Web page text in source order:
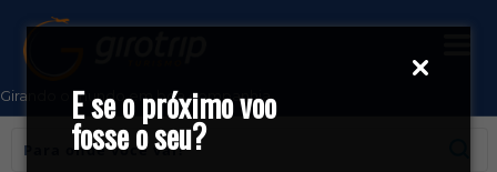
E se o próximo voo
fosse o seu?
Girando o mundo em boa companhia